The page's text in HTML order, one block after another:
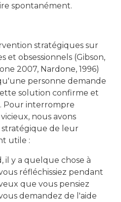
spontanément.
stratégiques sur
et obsessionnels (Gibson,
2007, Nardone, 1996)
personne demande
solution confirme et
Pour interrompre
nous avons
de leur
utile :
il y a quelque chose à
réfléchissiez pendant
que vous pensiez
demandez de l'aide